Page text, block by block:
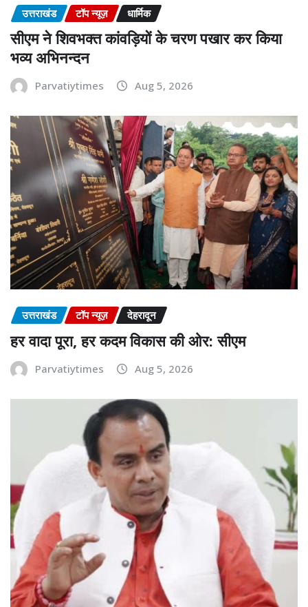
उत्तराखंड टॉप न्यूज़ धार्मिक
सीएम ने शिवभक्त कांवड़ियों के चरण पखार कर किया
भव्य अभिनन्दन
Parvatiytimes Aug 5, 2026
उत्तराखंड टॉप न्यूज़ देहरादून
हर वादा पूरा, हर कदम विकास की ओर: सीएम
Parvatiytimes Aug 5, 2026